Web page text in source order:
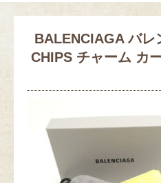
BALENCIAGA バレ
CHIPS チャーム カ